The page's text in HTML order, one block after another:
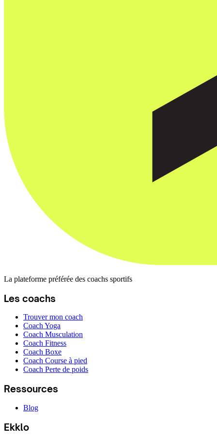
La plateforme préférée des coachs sportifs
Les coachs
Trouver mon coach
Coach Yoga
Coach Musculation
Coach Fitness
Coach Boxe
Coach Course à pied
Coach Perte de poids
Ressources
Blog
Ekklo